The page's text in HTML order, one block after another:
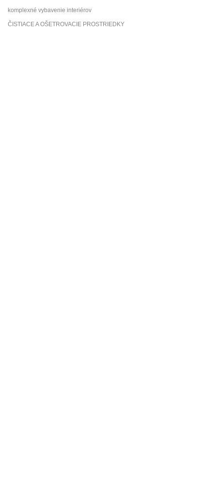
komplexné vybavenie interiérov
ČISTIACE A OŠETROVACIE PROSTRIEDKY